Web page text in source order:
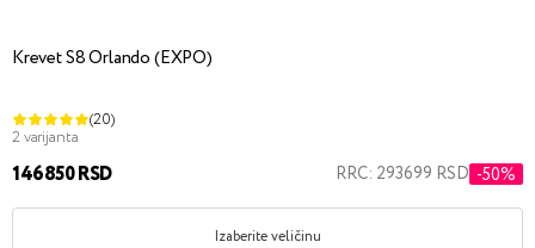
Krevet S8 Orlando (EXPO)
(20)
2 varijanta
146850 RSD RRC: 293699 RSD -50%
Izaberite veličinu